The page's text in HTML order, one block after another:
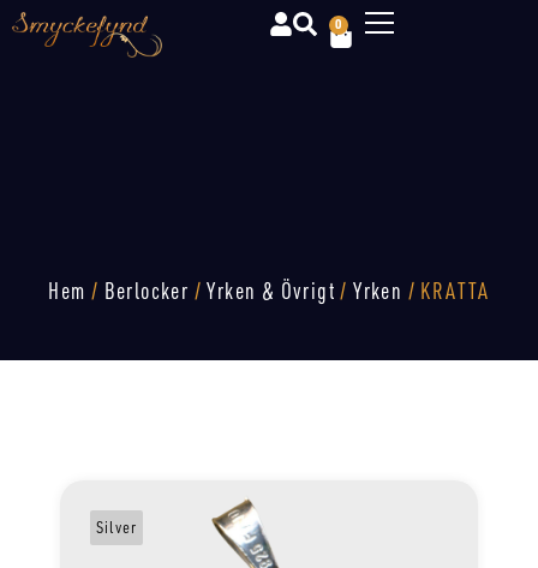
0
Hem / Berlocker /Yrken & Övrigt /Yrken / KRATTA
Silver